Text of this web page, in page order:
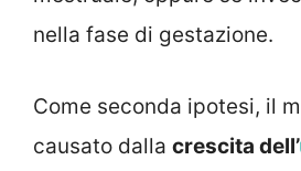
nella fase di gestazione.
Come seconda ipotesi, il
causato dalla crescita dell’